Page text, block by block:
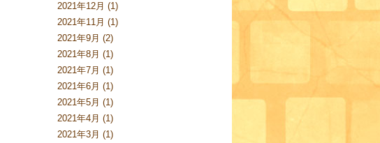
2021年12月 (1)
2021年11月 (1)
2021年9月 (2)
2021年8月 (1)
2021年7月 (1)
2021年6月 (1)
2021年5月 (1)
2021年4月 (1)
2021年3月 (1)